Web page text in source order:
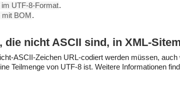
UTF-8-Format.
BOM .
die nicht ASCII sind, in XML-
ASCII-Zeichen URL-codiert werden müssen,
Teilmenge von UTF-8 ist. Weitere Informationen